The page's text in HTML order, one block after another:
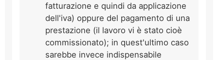
fatturazione e quindi da applicazione
dell'iva) oppure del pagamento di una
prestazione (il lavoro vi è stato cioè
commissionato); in quest'ultimo caso
sarebbe invece indispensabile